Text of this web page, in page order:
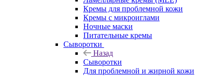
Кремы для проблемной кожи
Кремы с микроиглами
Ночные маски
Питательные кремы
Сыворотки
Назад
Сыворотки
Для проблемной и жирной кожи